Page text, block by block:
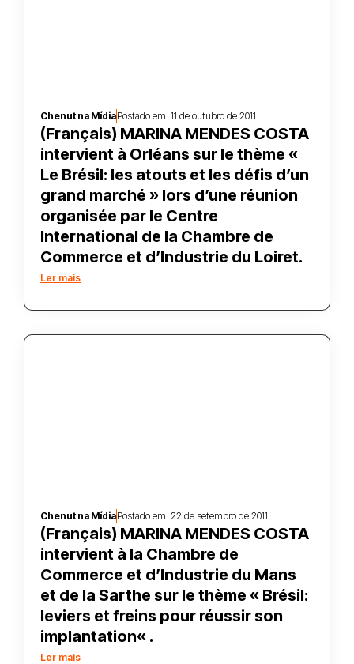
Chenut na MídiaPostado em: 11 de outubro de 2011
(Français) MARINA MENDES COSTA
intervient à Orléans sur le thème «
Le Brésil: les atouts et les défis d’un
grand marché » lors d’une réunion
organisée par le Centre
International de la Chambre de
Commerce et d’Industrie du Loiret.
Ler mais
Chenut na MídiaPostado em: 22 de setembro de 2011
(Français) MARINA MENDES COSTA
intervient à la Chambre de
Commerce et d’Industrie du Mans
et de la Sarthe sur le thème « Brésil:
leviers et freins pour réussir son
implantation« .
Ler mais